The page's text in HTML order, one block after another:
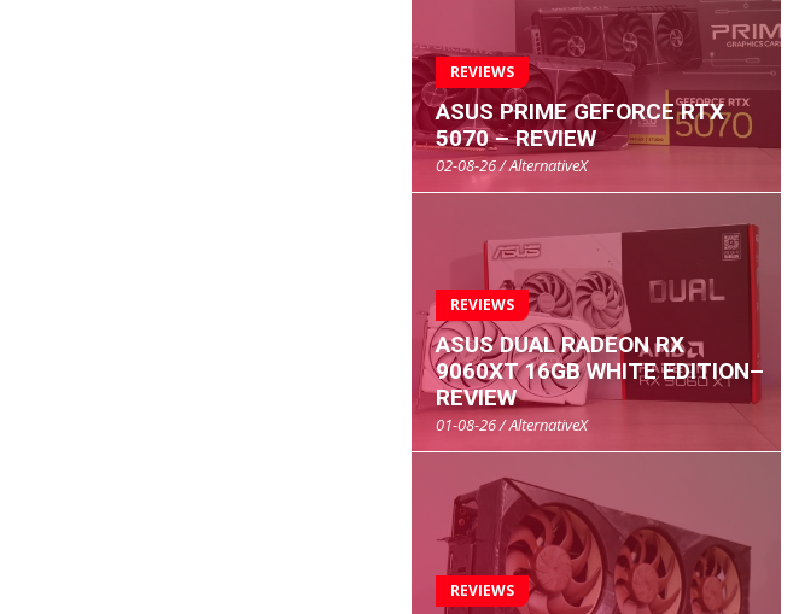
REVIEWS
ASUS PRIME GEFORCE RTX
5070 – REVIEW
02-08-26 / AlternativeX
REVIEWS
ASUS DUAL RADEON RX
9060XT 16GB WHITE EDITION–
REVIEW
01-08-26 / AlternativeX
REVIEWS